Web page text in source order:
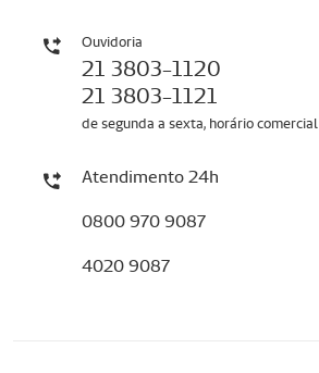
Ouvidoria
21 3803-1120
21 3803-1121
de segunda a sexta, horário comercial
Atendimento 24h
0800 970 9087
4020 9087